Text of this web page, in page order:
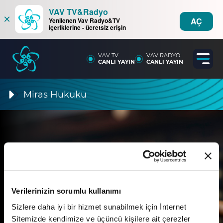
Verilerinizin sorumlu kullanımı
Sizlere daha iyi bir hizmet sunabilmek için İnternet
Sitemizde kendimize ve üçüncü kişilere ait çerezler
×
VAV TV&Radyo
Yenilenen Vav Radyo&TV
içeriklerine - ücretsiz erişin
AÇ
VAV TV
CANLI YAYIN
VAV RADYO
CANLI YAYIN
Miras Hukuku
6. Bölüm
Kadının mirastaki durumu